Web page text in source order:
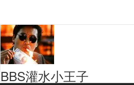
BBS灌水小王子